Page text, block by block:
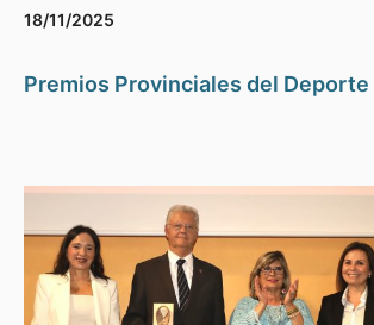
18/11/2025
Premios Provinciales del